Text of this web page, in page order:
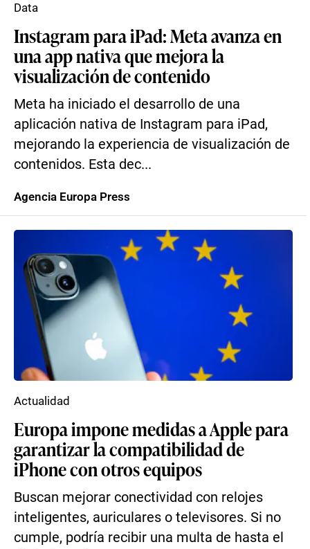
Instagram para iPad: Meta avanza en
una app nativa que mejora la
visualización de contenido
Meta ha iniciado el desarrollo de una
aplicación nativa de Instagram para iPad,
mejorando la experiencia de visualización de
contenidos. Esta dec...
Data
Agencia Europa Press
Europa impone medidas a Apple para
garantizar la compatibilidad de
iPhone con otros equipos
Buscan mejorar conectividad con relojes
inteligentes, auriculares o televisores. Si no
cumple, podría recibir una multa de hasta el
Actualidad